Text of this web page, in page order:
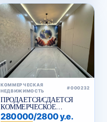
КОММЕРЧЕСКАЯ
НЕДВИЖИМОСТЬ
#000232
ПРОДАЕТСЯ/СДАЕТСЯ
КОММЕРЧЕСКОЕ
ПОМЕЩЕНИЕ НУКУССКАЯ
280000/2800 у.е.